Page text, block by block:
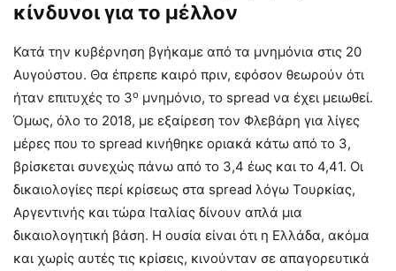
κίνδυνοι για το μέλλον
Κατά την κυβέρνηση βγήκαμε από τα μνημόνια στις 20
Αυγούστου. Θα έπρεπε καιρό πριν, εφόσον θεωρούν ότι
ήταν επιτυχές το 3ο μνημόνιο, το spread να έχει μειωθεί.
Όμως, όλο το 2018, με εξαίρεση τον Φλεβάρη για λίγες
μέρες που το spread κινήθηκε οριακά κάτω από το 3,
βρίσκεται συνεχώς πάνω από το 3,4 έως και το 4,41. Οι
δικαιολογίες περί κρίσεως στα spread λόγω Τουρκίας,
Αργεντινής και τώρα Ιταλίας δίνουν απλά μια
δικαιολογητική βάση. Η ουσία είναι ότι η Ελλάδα, ακόμα
και χωρίς αυτές τις κρίσεις, κινούνταν σε απαγορευτικά